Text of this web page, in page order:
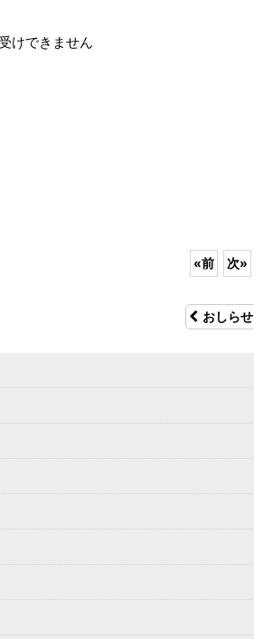
けできません
«前 次»
おしらせ